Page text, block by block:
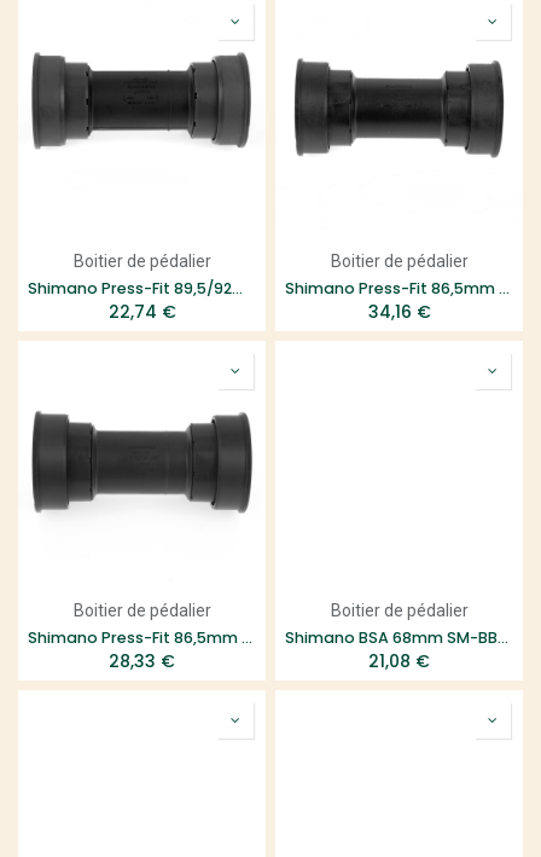
Boitier de pédalier
Shimano Press-Fit 89,5/92mm SM-BB71
22,74 €
Boitier de pédalier
Shimano Press-Fit 86,5mm SM-BB92
34,16 €
Boitier de pédalier
Shimano Press-Fit 86,5mm SM-BB72
28,33 €
Boitier de pédalier
Shimano BSA 68mm SM-BBR60 Niveau Ultegra
21,08 €